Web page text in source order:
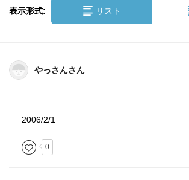
表示形式: リスト
やっさんさん
2006/2/1
0